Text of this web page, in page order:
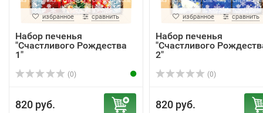
избранное сравнить
Набор печенья
"Счастливого Рождества
1"
(0)
820 руб.
избранное сравнить
Набор печенья
"Счастливого
2"
(0)
820 руб.